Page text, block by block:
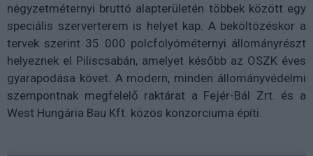
négyzetméternyi bruttó alapterületén többek között egy
speciális szerverterem is helyet kap. A beköltözéskor a
tervek szerint 35 000 polcfolyóméternyi állományrészt
helyeznek el Piliscsabán, amelyet később az OSZK éves
gyarapodása követ. A modern, minden állományvédelmi
szempontnak megfelelő raktárat a Fejér-Bál Zrt. és a
West Hungária Bau Kft. közös konzorciuma építi.